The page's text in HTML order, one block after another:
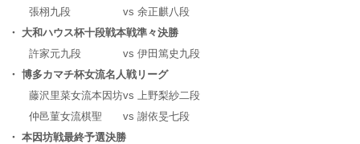
張栩九段
vs 余正麒八段
・ 大和ハウス杯十段戦本戦準々決勝
許家元九段
vs 伊田篤史九段
・ 博多カマチ杯女流名人戦リーグ
藤沢里菜女流本因坊vs
上野梨紗二段
仲邑菫女流棋聖
vs 謝依旻七段
・ 本因坊戦最終予選決勝